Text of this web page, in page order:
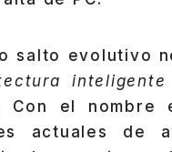
salto evolutivo
inteligente
Con el nombre
actuales de